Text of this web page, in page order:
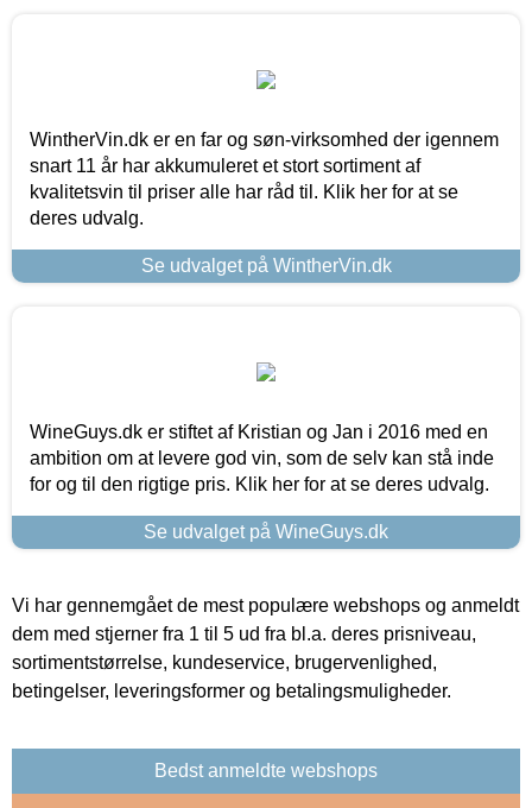
WintherVin.dk er en far og søn-virksomhed der igennem
snart 11 år har akkumuleret et stort sortiment af
kvalitetsvin til priser alle har råd til. Klik her for at se
deres udvalg.
Se udvalget på WintherVin.dk
WineGuys.dk er stiftet af Kristian og Jan i 2016 med en
ambition om at levere god vin, som de selv kan stå inde
for og til den rigtige pris. Klik her for at se deres udvalg.
Se udvalget på WineGuys.dk
Vi har gennemgået de mest populære webshops og anmeldt
dem med stjerner fra 1 til 5 ud fra bl.a. deres prisniveau,
sortimentstørrelse, kundeservice, brugervenlighed,
betingelser, leveringsformer og betalingsmuligheder.
Bedst anmeldte webshops